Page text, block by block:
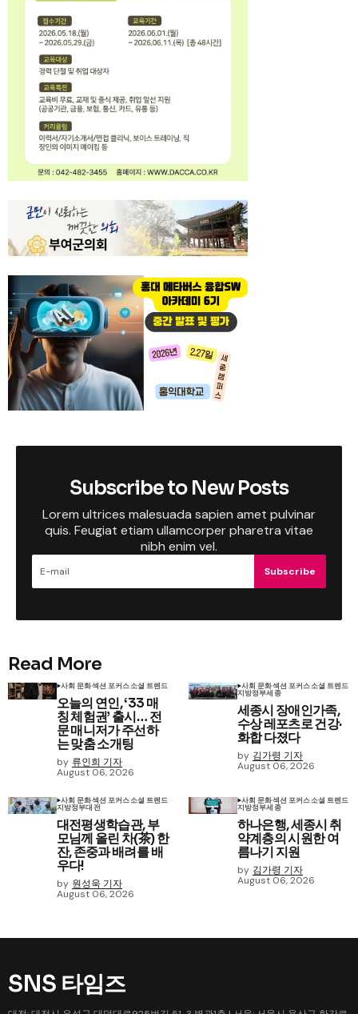
Subscribe to New Posts
Lorem ultrices malesuada sapien amet pulvinar
quis. Feugiat etiam ullamcorper pharetra vitae
nibh enim vel.
Subscribe
Read More
사회 문화섹션 포커스소셜 트렌드
오늘의 연인, ‘33 매
칭 체험권’ 출시… 전
문 매니저가 주선하
는 맞춤 소개팅
by 류인희 기자
August 06, 2026
사회 문화섹션 포커스소셜 트렌드
지방정부세종
세종시 장애인가족,
수상 레포츠로 건강·
화합 다졌다
by 김가령 기자
August 06, 2026
사회 문화섹션 포커스소셜 트렌드
지방정부대전
대전평생학습관, 부
모님께 올린 차(茶) 한
잔, 존중과 배려를 배
우다!
by 원성욱 기자
August 06, 2026
사회 문화섹션 포커스소셜 트렌드
지방정부세종
하나은행, 세종시 취
약계층의 시원한 여
름나기 지원
by 김가령 기자
August 06, 2026
SNS 타임즈